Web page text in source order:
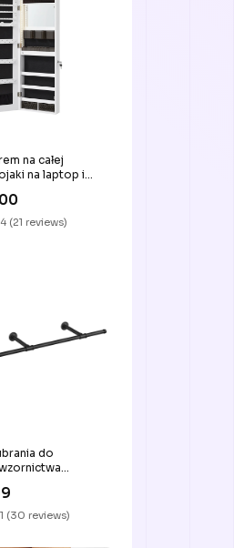
na całej
na laptop i
(21 reviews)
do
(30 reviews)